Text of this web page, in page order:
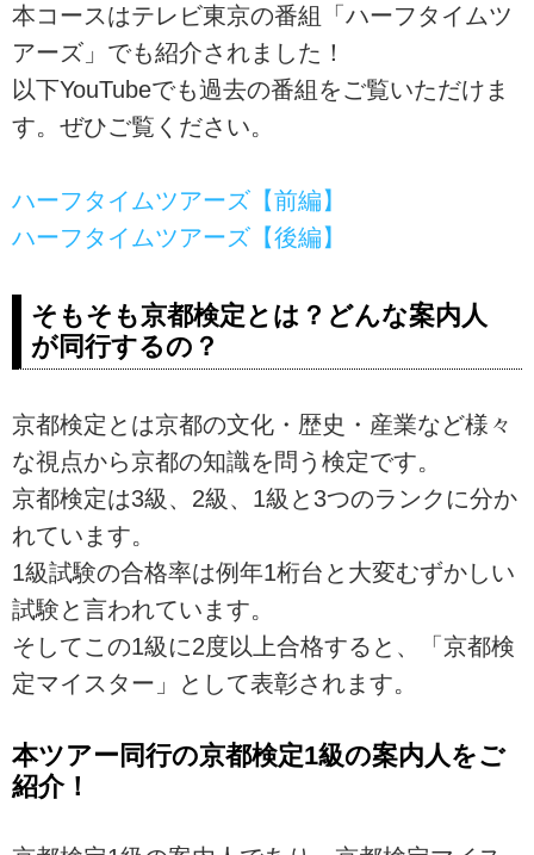
本コースはテレビ東京の番組「ハーフタイムツ
アーズ」でも紹介されました！
以下YouTubeでも過去の番組をご覧いただけま
す。ぜひご覧ください。
ハーフタイムツアーズ【前編】
ハーフタイムツアーズ【後編】
そもそも京都検定とは？どんな案内人
が同行するの？
京都検定とは京都の文化・歴史・産業など様々
な視点から京都の知識を問う検定です。
京都検定は3級、2級、1級と3つのランクに分か
れています。
1級試験の合格率は例年1桁台と大変むずかしい
試験と言われています。
そしてこの1級に2度以上合格すると、「京都検
定マイスター」として表彰されます。
本ツアー同行の京都検定1級の案内人をご
紹介！